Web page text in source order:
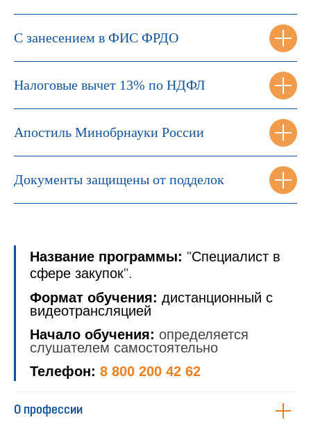
С занесением в ФИС ФРДО
Налоговые вычет 13% по НДФЛ
Апостиль Минобрнауки России
Документы защищены от подделок
Название программы: "Специалист в
сфере закупок".
Формат обучения: дистанционный с
видеотрансляцией
Начало обучения: определяется
слушателем самостоятельно
Телефон: 8 800 200 42 62
О профессии